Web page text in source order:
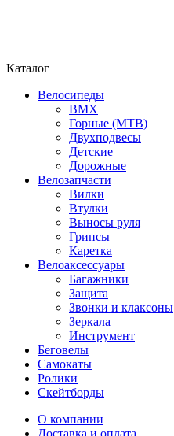
Каталог
Велосипеды
BMX
Горные (MTB)
Двухподвесы
Детские
Дорожные
Велозапчасти
Вилки
Втулки
Выносы руля
Грипсы
Каретка
Велоаксессуары
Багажники
Защита
Звонки и клаксоны
Зеркала
Инструмент
Беговелы
Самокаты
Ролики
Скейтборды
О компании
Доставка и оплата